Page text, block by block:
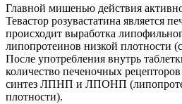
Главной мишенью действия
Тевастор розувастатина является
происходит выработка
липопротеинов низкой
После употребления внутрь
количество печеночных
синтез ЛПНП и ЛПОНП
плотности).